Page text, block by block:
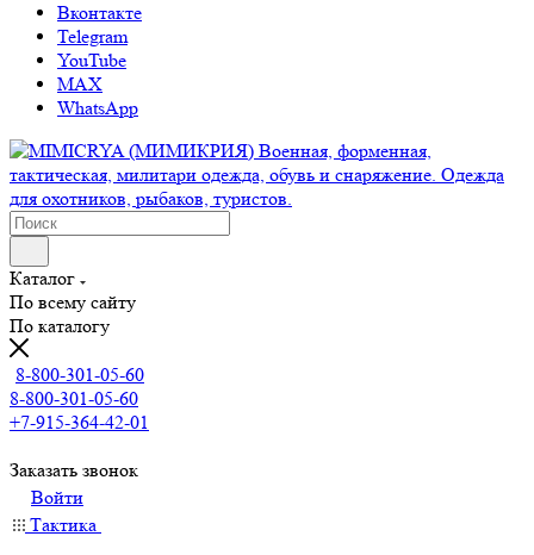
Вконтакте
Telegram
YouTube
MAX
WhatsApp
Каталог
По всему сайту
По каталогу
8-800-301-05-60
8-800-301-05-60
+7-915-364-42-01
Заказать звонок
Войти
Тактика